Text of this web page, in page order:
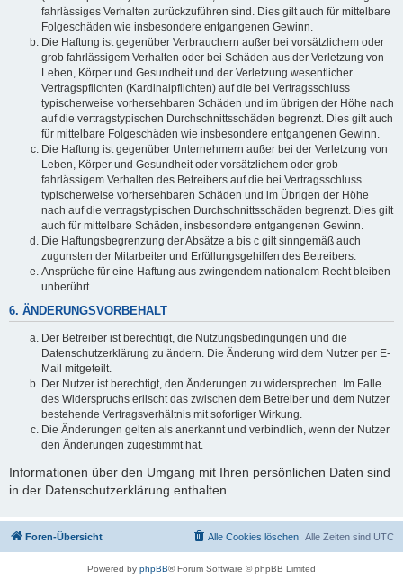
fahrlässiges Verhalten zurückzuführen sind. Dies gilt auch für mittelbare
Folgeschäden wie insbesondere entgangenen Gewinn.
Die Haftung ist gegenüber Verbrauchern außer bei vorsätzlichem oder
grob fahrlässigem Verhalten oder bei Schäden aus der Verletzung von
Leben, Körper und Gesundheit und der Verletzung wesentlicher
Vertragspflichten (Kardinalpflichten) auf die bei Vertragsschluss
typischerweise vorhersehbaren Schäden und im übrigen der Höhe nach
auf die vertragstypischen Durchschnittsschäden begrenzt. Dies gilt auch
für mittelbare Folgeschäden wie insbesondere entgangenen Gewinn.
Die Haftung ist gegenüber Unternehmern außer bei der Verletzung von
Leben, Körper und Gesundheit oder vorsätzlichem oder grob
fahrlässigem Verhalten des Betreibers auf die bei Vertragsschluss
typischerweise vorhersehbaren Schäden und im Übrigen der Höhe
nach auf die vertragstypischen Durchschnittsschäden begrenzt. Dies gilt
auch für mittelbare Schäden, insbesondere entgangenen Gewinn.
Die Haftungsbegrenzung der Absätze a bis c gilt sinngemäß auch
zugunsten der Mitarbeiter und Erfüllungsgehilfen des Betreibers.
Ansprüche für eine Haftung aus zwingendem nationalem Recht bleiben
unberührt.
6. ÄNDERUNGSVORBEHALT
Der Betreiber ist berechtigt, die Nutzungsbedingungen und die
Datenschutzerklärung zu ändern. Die Änderung wird dem Nutzer per E-
Mail mitgeteilt.
Der Nutzer ist berechtigt, den Änderungen zu widersprechen. Im Falle
des Widerspruchs erlischt das zwischen dem Betreiber und dem Nutzer
bestehende Vertragsverhältnis mit sofortiger Wirkung.
Die Änderungen gelten als anerkannt und verbindlich, wenn der Nutzer
den Änderungen zugestimmt hat.
Informationen über den Umgang mit Ihren persönlichen Daten sind
in der Datenschutzerklärung enthalten.
Foren-Übersicht Alle Zeiten sind UTC
Alle Cookies löschen
Powered by phpBB® Forum Software © phpBB Limited